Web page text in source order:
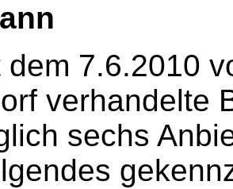
dem 7.6.2010
verhandelte
sechs